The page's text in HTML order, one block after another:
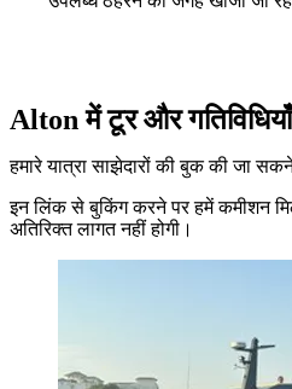
Alton में टूर और गतिविधियाँ
हमारे यात्रा साझेदारों की बुक की जा
इन लिंक से बुकिंग करने पर हमें कमीशन
अतिरिक्त लागत नहीं होगी।